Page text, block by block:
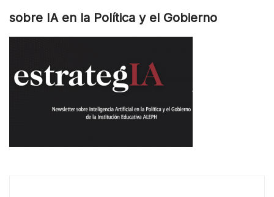
sobre IA en la Política y el Gobierno